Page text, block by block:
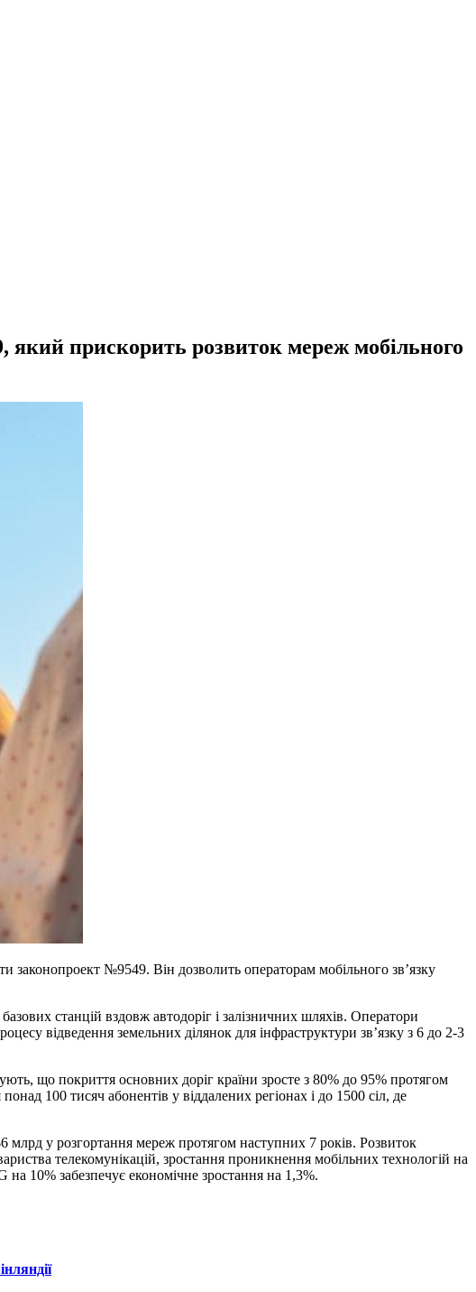
який прискорить розвиток мереж мобільного
законопроект №9549. Він дозволить операторам мобільного зв’язку
станцій вздовж автодоріг і залізничних шляхів. Оператори
відведення земельних ділянок для інфраструктури зв’язку з 6 до 2-3
що покриття основних доріг країни зросте з 80% до 95% протягом
100 тисяч абонентів у віддалених регіонах і до 1500 сіл, де
у розгортання мереж протягом наступних 7 років. Розвиток
телекомунікацій, зростання проникнення мобільних технологій на
10% забезпечує економічне зростання на 1,3%.